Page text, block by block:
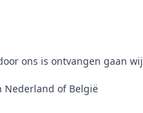
ons is ontvangen gaan wij
Nederland of België